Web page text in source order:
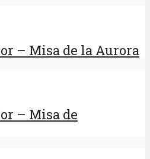
– Misa de la Aurora
– Misa de